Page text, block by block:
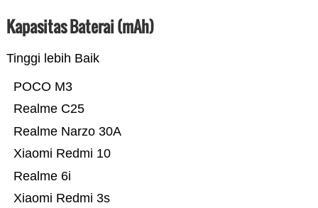
Kapasitas Baterai (mAh)
Tinggi lebih Baik
Xiaomi Redmi 3s
Realme 6i
Xiaomi Redmi 10
Realme Narzo 30A
Realme C25
POCO M3